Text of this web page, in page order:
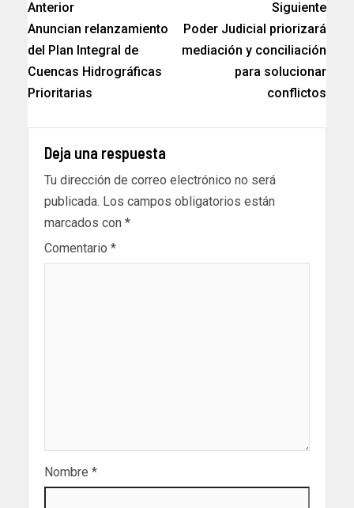
Anterior
Anuncian relanzamiento
del Plan Integral de
Cuencas Hidrográficas
Prioritarias
Siguiente
Poder Judicial priorizará
mediación y conciliación
para solucionar
conflictos
Deja una respuesta
Tu dirección de correo electrónico no será
publicada. Los campos obligatorios están
marcados con *
Comentario *
Nombre *